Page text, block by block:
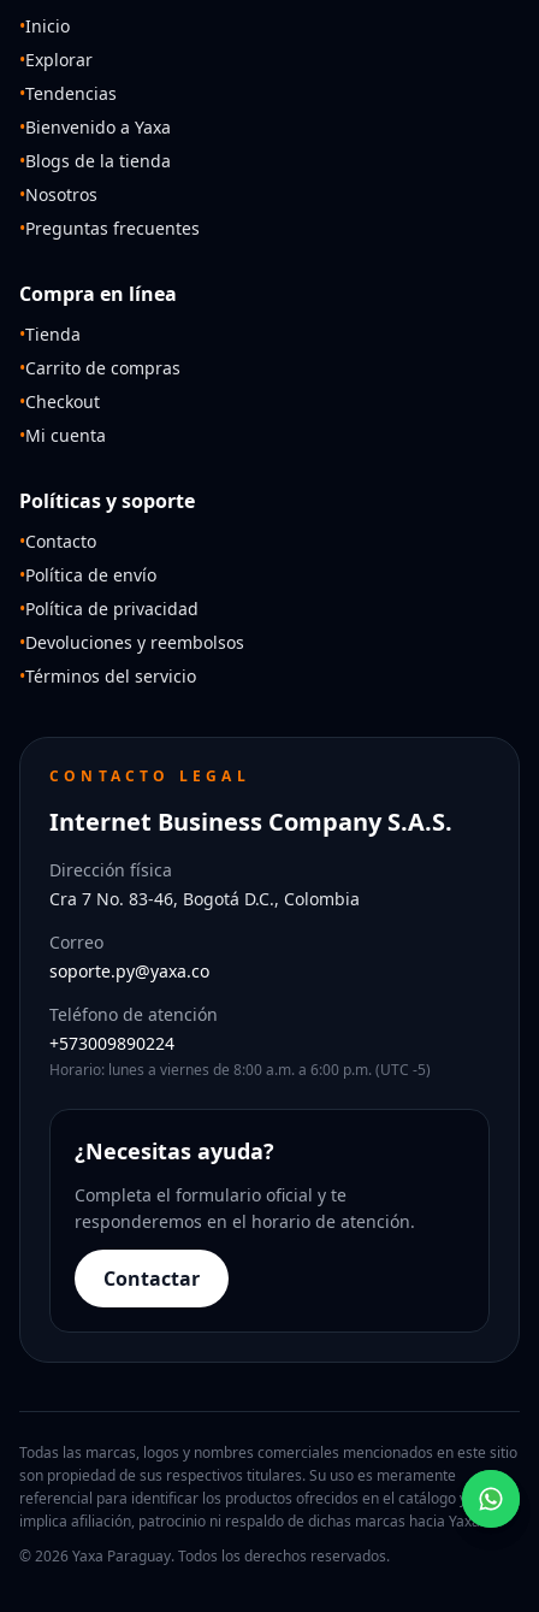
•Inicio
•Explorar
•Tendencias
•Bienvenido a Yaxa
•Blogs de la tienda
•Nosotros
•Preguntas frecuentes
Compra en línea
•Tienda
•Carrito de compras
•Checkout
•Mi cuenta
Políticas y soporte
•Contacto
•Política de envío
•Política de privacidad
•Devoluciones y reembolsos
•Términos del servicio
CONTACTO LEGAL
Internet Business Company S.A.S.
Dirección física
Cra 7 No. 83-46, Bogotá D.C., Colombia
Correo
soporte.py@yaxa.co
Teléfono de atención
+573009890224
Horario: lunes a viernes de 8:00 a.m. a 6:00 p.m. (UTC -5)
¿Necesitas ayuda?
Completa el formulario oficial y te
responderemos en el horario de atención.
Contactar
Todas las marcas, logos y nombres comerciales mencionados en este sitio
son propiedad de sus respectivos titulares. Su uso es meramente
referencial para identificar los productos ofrecidos en el catálogo y no
implica afiliación, patrocinio ni respaldo de dichas marcas hacia Yaxa.
© 2026 Yaxa Paraguay. Todos los derechos reservados.